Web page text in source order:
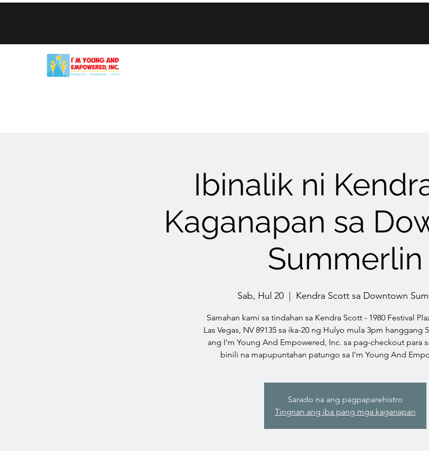
Ibinalik ni
Kaganapan sa
Summerlin
Sab, Hul 20
  |
Kendra Scott sa Downtown
Samahan kami sa tindahan sa Kendra Scott - 1980 Festival
Las Vegas, NV 89135 sa ika-20 ng Hulyo mula 3pm hanggang
ang I'm Young And Empowered, Inc. sa pag-checkout para
binili na mapupuntahan patungo sa I'm Young And
Sarado na ang pagpaparehistro
Tingnan ang iba pang mga kaganapan